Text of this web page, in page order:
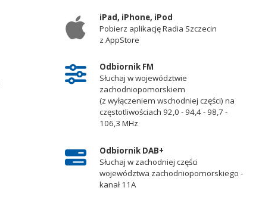
iPad, iPhone, iPod
Pobierz aplikację Radia Szczecin
z AppStore
Odbiornik FM
Słuchaj w województwie
zachodniopomorskiem
(z wyłączeniem wschodniej części) na
częstotliwościach 92,0 - 94,4 - 98,7 -
106,3 MHz
Odbiornik DAB+
Słuchaj w zachodniej części
województwa zachodniopomorskiego -
kanał 11A